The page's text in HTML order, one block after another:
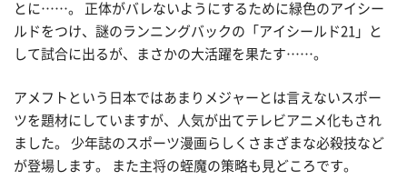
とに……。 正体がバレないようにするために緑色のアイシー
ルドをつけ、謎のランニングバックの「アイシールド21」と
して試合に出るが、まさかの大活躍を果たす……。
アメフトという日本ではあまりメジャーとは言えないスポー
ツを題材にしていますが、人気が出てテレビアニメ化もされ
ました。 少年誌のスポーツ漫画らしくさまざまな必殺技など
が登場します。 また主将の蛭魔の策略も見どころです。